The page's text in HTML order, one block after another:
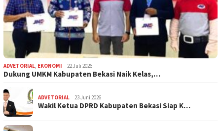
ADVETORIAL, EKONOMI 22 Juli 2026
Dukung UMKM Kabupaten Bekasi Naik Kelas,…
ADVETORIAL 23 Juni 2026
Wakil Ketua DPRD Kabupaten Bekasi Siap K…